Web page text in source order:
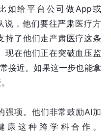
如给平台公司做App或
说，他们要往严肃医疗方
持了他们走严肃医疗这条
现在他们正在突破血压监
接近。如果这一步也能拿
强项。他们非常鼓励AI加
这种跨学科合作。